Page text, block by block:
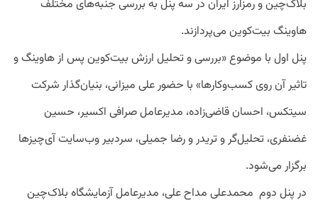
بلاک‌چین و رمزارز ایران در سه پنل به بررسی جنبه‌های مختلف
هاوینگ بیت‌کوین می‌پردازند.
پنل اول با موضوع «بررسی و تحلیل ارزش بیت‌کوین پس از هاوینگ‌ و
تاثیر آن روی کسب‌وکارها» با حضور علی میزانی، بنیان‌گذار شرکت
سیتکس، احسان قاضی‌زاده، مدیرعامل صرافی اکسیر، حسین
غضنفری، تحلیل‌گر و تریدر و رضا جمیلی، سردبیر وب‌سایت آی‌چیزها
برگزار می‌شود.
در پنل دوم محمدعلی مداح علی، مدیرعامل آزمایشگاه بلاک‌چین